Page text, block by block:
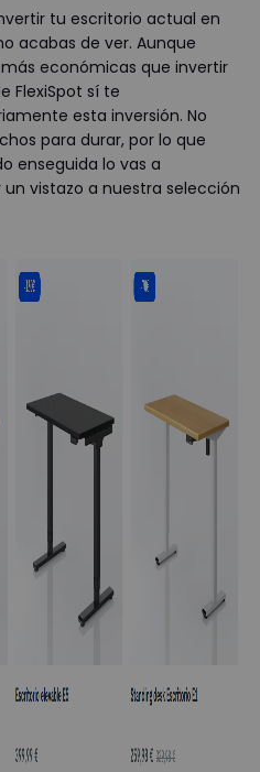
tu escritorio actual en
acabas de ver. Aunque
económicas que invertir
FlexiSpot sí te
esta inversión. No
para durar, por lo que
enseguida lo vas a
vistazo a nuestra selección